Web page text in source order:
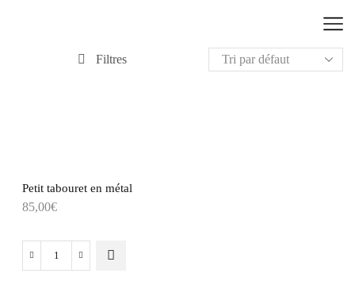
Filtres
Petit tabouret en métal
85,00€